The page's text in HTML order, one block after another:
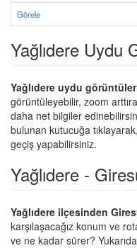
Görele
Yağlıdere Uydu
Yağlıdere uydu
görüntüleyebilir, zoom
daha net bilgiler
bulunan kutucuğa
geçiş yapabilirsiniz.
Yağlıdere -
Yağlıdere ilçesinden
karşılaşacağız konum ve
ve ne kadar sürer?